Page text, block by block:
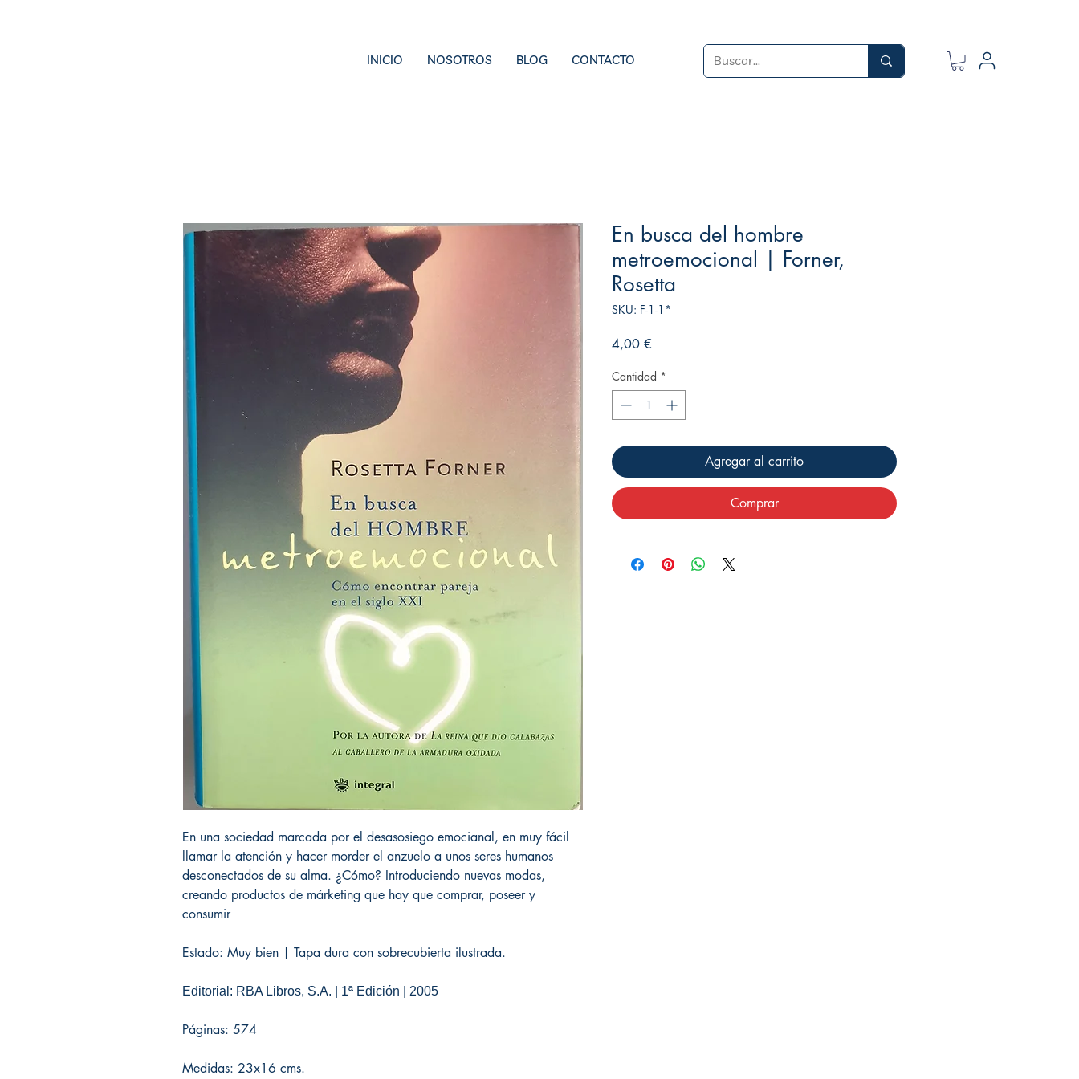
INICIO NOSOTROS BLOG CONTACTO
En una sociedad marcada por el desasosiego emocianal, en muy fácil
llamar la atención y hacer morder el anzuelo a unos seres humanos
desconectados de su alma. ¿Cómo? Introduciendo nuevas modas,
creando productos de márketing que hay que comprar, poseer y
consumir
Estado: Muy bien | Tapa dura con sobrecubierta ilustrada.
Editorial: RBA Libros, S.A. | 1ª Edición | 2005
Páginas: 574
Medidas: 23x16 cms.
En busca del hombre
metroemocional | Forner,
Rosetta
SKU: F-1-1*
4,00 €
Cantidad *
Agregar al carrito
Comprar